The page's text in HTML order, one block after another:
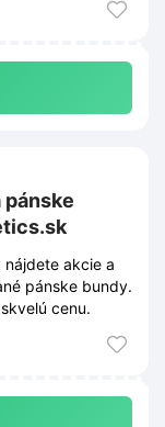
pánske
nájdete akcie a
pánske bundy.
cenu.